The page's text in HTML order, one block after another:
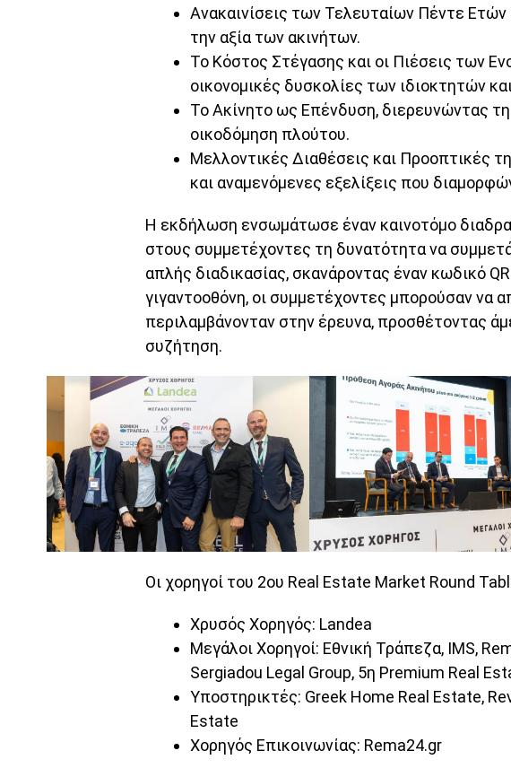
Ανακαινίσεις των Τελευταίων Πέντε
την αξία των ακινήτων.
Το Κόστος Στέγασης και οι Πιέσεις των
οικονομικές δυσκολίες των ιδιοκτητών
Το Ακίνητο ως Επένδυση, διερευνώντας τη
οικοδόμηση πλούτου.
Μελλοντικές Διαθέσεις και Προοπτικές
και αναμενόμενες εξελίξεις που
Η εκδήλωση ενσωμάτωσε έναν καινοτόμο
στους συμμετέχοντες τη δυνατότητα να
απλής διαδικασίας, σκανάροντας έναν κωδικό
γιγαντοοθόνη, οι συμμετέχοντες μπορούσαν να
περιλαμβάνονταν στην έρευνα, προσθέτοντας
συζήτηση.
Οι χορηγοί του 2ου Real Estate Market Round
Χρυσός Χορηγός: Landea
Μεγάλοι Χορηγοί: Εθνική Τράπεζα, IMS,
Sergiadou Legal Group, 5η Premium Real
Υποστηρικτές: Greek Home Real Estate,
Estate
Χορηγός Επικοινωνίας: Rema24.gr